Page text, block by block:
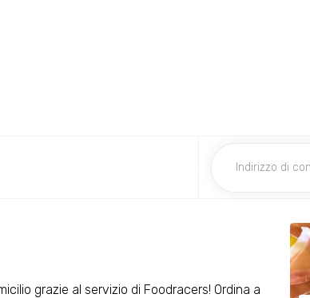
grazie al servizio di Foodracers! Ordina a